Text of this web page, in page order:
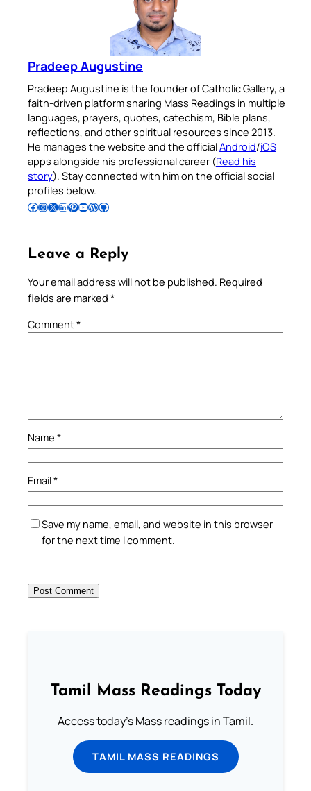
Pradeep Augustine
Pradeep Augustine is the founder of Catholic Gallery, a
faith-driven platform sharing Mass Readings in multiple
languages, prayers, quotes, catechism, Bible plans,
reflections, and other spiritual resources since 2013.
He manages the website and the officialAndroid/iOS
apps alongside his professional career (Read his
story). Stay connected with him on the official social
profiles below.
Follow Pradeep on Facebook Follow Pradeep on InstagramFollow Pradeep on X Follow Pradeep on LinkedIn Follow Pradeep on Pinterest Subscribe to Pradeep’s Youtube Channel Follow Pradeep on WordPress Follow Pradeep on GitHub
Leave a Reply
Your email address will not be published. Required
fields are marked *
Comment*
Name *
Email*
Save my name, email, and website in this browser
for the next time I comment.
Tamil Mass Readings Today
Access today's Mass readings in Tamil.
TAMIL MASS READINGS